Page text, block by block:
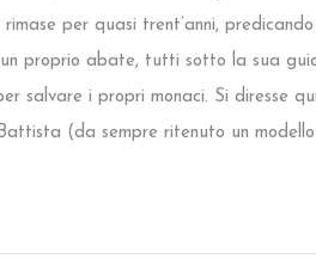
per quasi trent’anni,
proprio abate, tutti sotto la sua
i propri monaci. Si diresse
(da sempre ritenuto un